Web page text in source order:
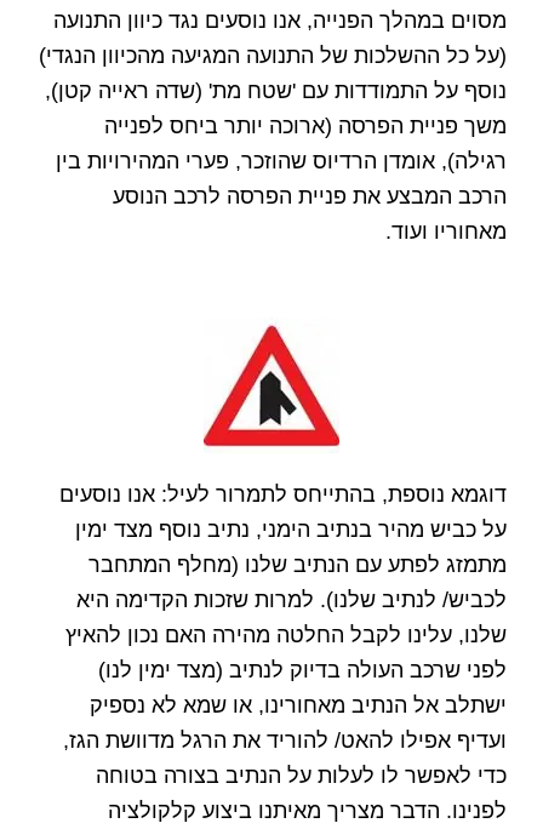
מסוים במהלך הפנייה, אנו נוסעים נגד כיוון התנועה
(על כל ההשלכות של התנועה המגיעה מהכיוון הנגדי)
נוסף על התמודדות עם 'שטח מת' (שדה ראייה קטן),
משך פניית הפרסה (ארוכה יותר ביחס לפנייה
רגילה), אומדן הרדיוס שהוזכר, פערי המהירויות בין
הרכב המבצע את פניית הפרסה לרכב הנוסע
מאחוריו ועוד.
דוגמא נוספת, בהתייחס לתמרור לעיל: אנו נוסעים
על כביש מהיר בנתיב הימני, נתיב נוסף מצד ימין
מתמזג לפתע עם הנתיב שלנו (מחלף המתחבר
לכביש/ לנתיב שלנו). למרות שזכות הקדימה היא
שלנו, עלינו לקבל החלטה מהירה האם נכון להאיץ
לפני שרכב העולה בדיוק לנתיב (מצד ימין לנו)
ישתלב אל הנתיב מאחורינו, או שמא לא נספיק
ועדיף אפילו להאט/ להוריד את הרגל מדוושת הגז,
כדי לאפשר לו לעלות על הנתיב בצורה בטוחה
לפנינו. הדבר מצריך מאיתנו ביצוע קלקולציה